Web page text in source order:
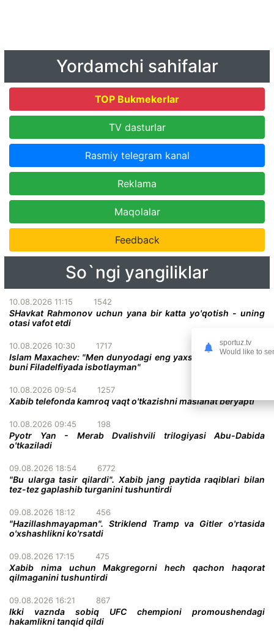
Yordamchi sahifalar
TOP Bukmekerlar
TV dasturlar
Rasmiy telegram kanal
Reklama
Maqolalar
Feedback
So`ngi yangiliklar
10.08.2026 11:15 1542
SHavkat Rahmonov uchun yana bir katta yo'qotish - uning
otasi vafot etdi
10.08.2026 10:30 1717
Islam Maxachev: "Men dunyodagi eng yaxshi jangchiman va
buni Filadelfiyada isbotlayman"
10.08.2026 09:54 1257
Xabib telefonda kamroq vaqt o'tkazishni maslahat beryapti
10.08.2026 09:45 198
Pyotr Yan - Merab Dvalishvili trilogiyasi Abu-Dabida
o'tkaziladi
09.08.2026 18:54 6772
"Bu ularga tasir qilardi". Xabib jang paytida raqiblari bilan
tez-tez gaplashib turganini tushuntirdi
09.08.2026 18:12 456
"Hazillashmayapman". Striklend Tramp va Gitler o'rtasida
o'xshashlikni ko'rsatdi
09.08.2026 17:15 475
Xabib nima uchun Makgregorni hech qachon haqorat
qilmaganini tushuntirdi
09.08.2026 16:21 867
Ikki vaznda sobiq UFC chempioni promoushendagi
hakamlikni tanqid qildi
sportuz.tv
Would like to